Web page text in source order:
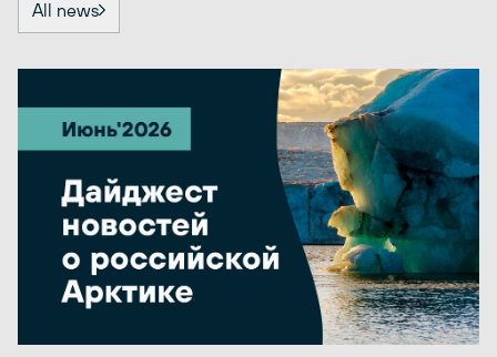
All news